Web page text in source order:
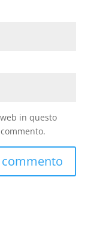
in questo